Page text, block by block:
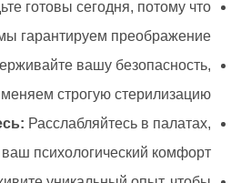
готовы сегодня, потому что
гарантируем преображение.
вашу безопасность,
строгую стерилизацию.
Расслабляйтесь в палатах,
психологический комфорт.